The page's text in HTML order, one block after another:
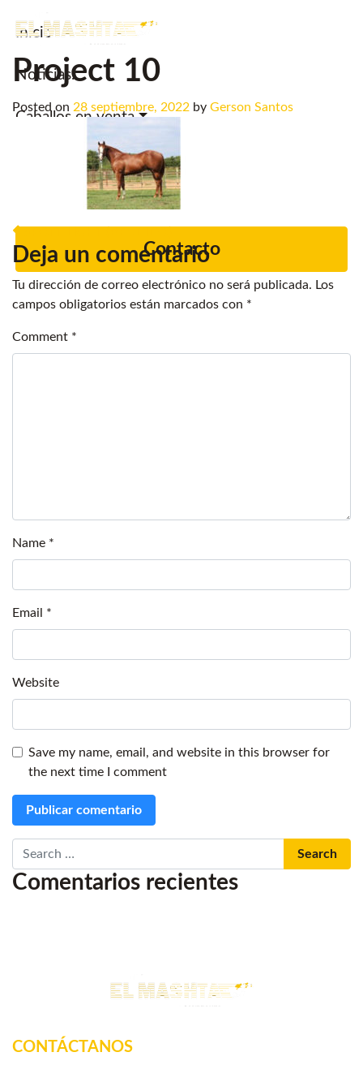
Inicio
Noticias.
Caballos en venta
Contacto
Main Navigation
Project 10
Posted on 28 septiembre, 2022 by Gerson Santos
Post navigation
Deja un comentario
Tu dirección de correo electrónico no será publicada. Los
campos obligatorios están marcados con *
Comment *
Name *
Email *
Website
Save my name, email, and website in this browser for
the next time I comment
Search
Comentarios recientes
CONTÁCTANOS